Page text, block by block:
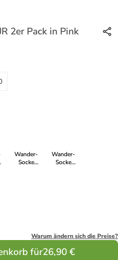
2er Pack in Pink
Wander-
Socke
Wander-
Socke
Warum ändern sich die Preise?
für26,90 €